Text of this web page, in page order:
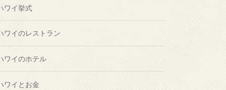
ワイ挙式
ワイのレストラン
ワイのホテル
ワイとお金